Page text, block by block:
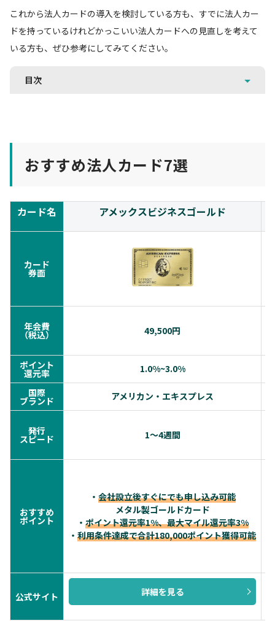
これから法人カードの導入を検討している方も、すでに法人カー
ドを持っているけれどかっこいい法人カードへの見直しを考えて
いる方も、ぜひ参考にしてみてください。
目次
おすすめ法人カード7選
カード名 アメックスビジネスゴールド
カード
券面
年会費
（税込） 49,500円
ポイント
還元率
1.0%~3.0%
国際
ブランド アメリカン・エキスプレス
発行
スピード 1〜4週間
おすすめ
ポイント
・ 会社設立後すぐにでも申し込み可能
メタル製ゴールドカード
・ ポイント還元率1%、最大マイル還元率3%
・ 利用条件達成で合計180,000ポイント獲得可能
公式サイト 詳細を見る